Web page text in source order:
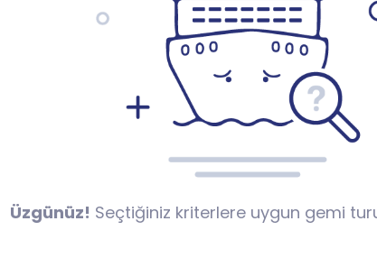
Üzgünüz! Seçtiğiniz kriterlere uygun gemi